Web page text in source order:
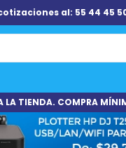
al: 55 44 45
LA TIENDA. COMPRA